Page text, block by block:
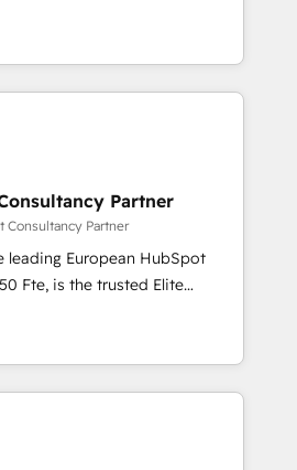
and 2,000+
expertise across marketing,
partner that can help you
work with your teams to
challenges and improve user
and marketing results.
and optimising your
🔌 Integrating HubSpot
Training your teams to be
generation services using
, Data
& Platform
in HubSpot.
Partner
Consultancy Partner
leading European HubSpot
Elite
offering you a roadmap on
achieving Commercial
targeted processes, we
transformation and minimize
we provide expertise to